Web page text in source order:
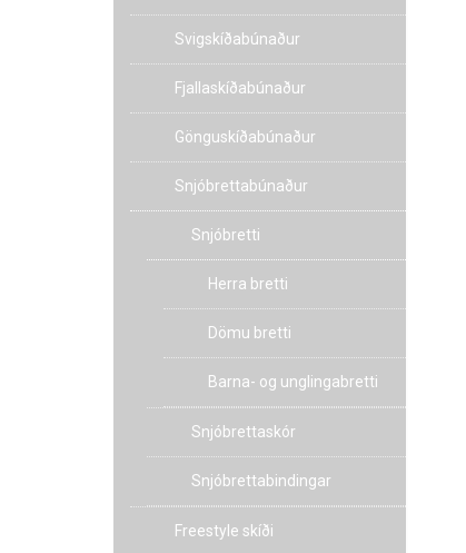
Svigskíðabúnaður
Fjallaskíðabúnaður
Gönguskíðabúnaður
Snjóbrettabúnaður
Snjóbretti
Herra bretti
Dömu bretti
Barna- og unglingabretti
Snjóbrettaskór
Snjóbrettabindingar
Freestyle skíði